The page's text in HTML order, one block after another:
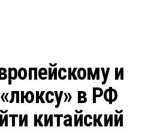
и
в РФ
китайский